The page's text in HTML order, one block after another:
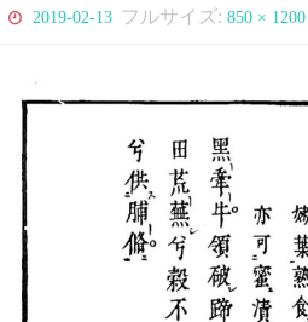
2019-02-13 フルサイズ:850 × 1200